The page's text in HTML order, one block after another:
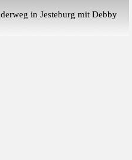
in Jesteburg mit Debby